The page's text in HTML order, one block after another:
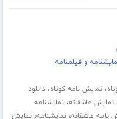
و فیلمنامه
،نمایش نامه کوتاه،دانلود
نمایش عاشقانه،نمایشنامه
نامه عاشقانه،نمایشنامه،نمایش